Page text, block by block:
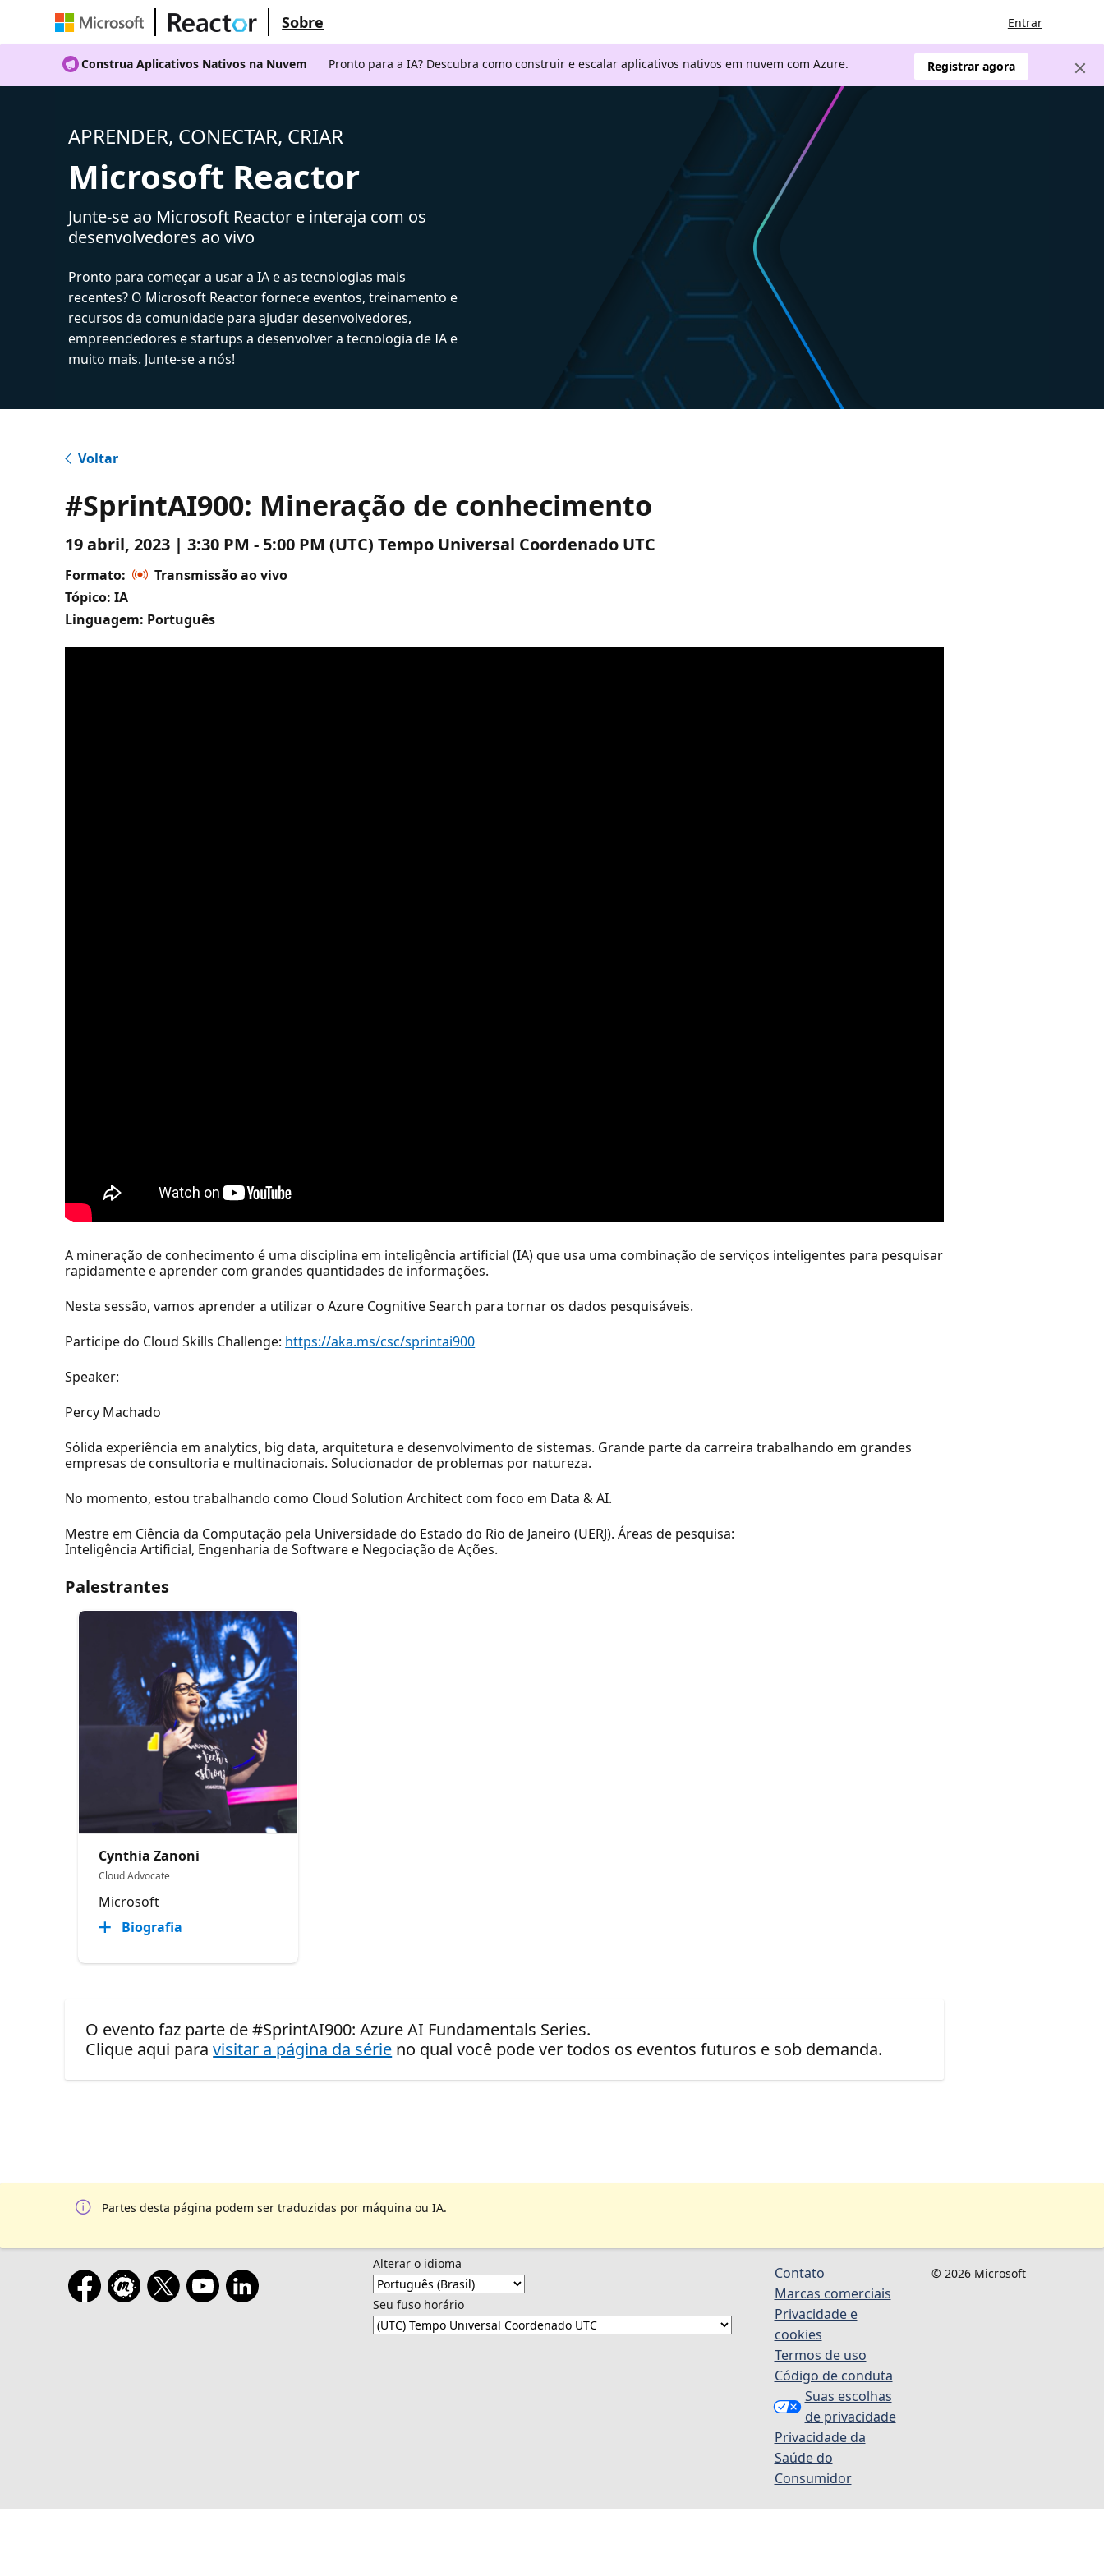
Sobre Entrar
Construa Aplicativos Nativos na Nuvem Pronto para a IA? Descubra como construir e escalar aplicativos nativos em nuvem com Azure. Registrar agora
APRENDER, CONECTAR, CRIAR
Microsoft Reactor
Junte-se ao Microsoft Reactor e interaja com os
desenvolvedores ao vivo
Pronto para começar a usar a IA e as tecnologias mais
recentes? O Microsoft Reactor fornece eventos, treinamento e
recursos da comunidade para ajudar desenvolvedores,
empreendedores e startups a desenvolver a tecnologia de IA e
muito mais. Junte-se a nós!
Voltar
#SprintAI900: Mineração de conhecimento
19 abril, 2023 | 3:30 PM - 5:00 PM (UTC) Tempo Universal Coordenado UTC
Formato:
Transmissão ao vivo
Tópico: IA
Linguagem: Português
A mineração de conhecimento é uma disciplina em inteligência artificial (IA) que usa uma combinação de serviços inteligentes para pesquisar
rapidamente e aprender com grandes quantidades de informações.
Nesta sessão, vamos aprender a utilizar o Azure Cognitive Search para tornar os dados pesquisáveis.
Participe do Cloud Skills Challenge: https://aka.ms/csc/sprintai900
Speaker:
Percy Machado
Sólida experiência em analytics, big data, arquitetura e desenvolvimento de sistemas. Grande parte da carreira trabalhando em grandes
empresas de consultoria e multinacionais. Solucionador de problemas por natureza.
No momento, estou trabalhando como Cloud Solution Architect com foco em Data & AI.
Mestre em Ciência da Computação pela Universidade do Estado do Rio de Janeiro (UERJ). Áreas de pesquisa:
Inteligência Artificial, Engenharia de Software e Negociação de Ações.
Palestrantes
Cynthia Zanoni
Cloud Advocate
Microsoft
Biografia
O evento faz parte de #SprintAI900: Azure AI Fundamentals Series.
Clique aqui paravisitar a página da série no qual você pode ver todos os eventos futuros e sob demanda.
Partes desta página podem ser traduzidas por máquina ou IA.
Alterar o idioma
Seu fuso horário
Contato
Marcas comerciais
Privacidade e
cookies
Termos de uso
Código de conduta
Suas escolhas
de privacidade
Privacidade da
Saúde do
Consumidor
© 2026 Microsoft